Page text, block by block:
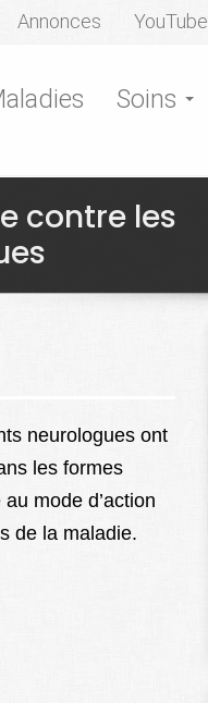
Annonces YouTube
Soins
contre les
neurologues ont
les formes
mode d’action
de la maladie.